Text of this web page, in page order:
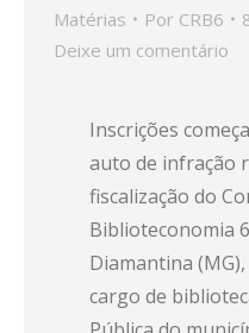
Matérias Por CRB6
Deixe um comentário
Inscrições
auto de infração
fiscalização do
Biblioteconomia
Diamantina
cargo de